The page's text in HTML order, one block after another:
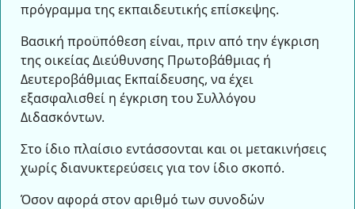
πρόγραμμα της εκπαιδευτικής επίσκεψης.
Βασική προϋπόθεση είναι, πριν από την έγκριση
της οικείας Διεύθυνσης Πρωτοβάθμιας ή
Δευτεροβάθμιας Εκπαίδευσης, να έχει
εξασφαλισθεί η έγκριση του Συλλόγου
Διδασκόντων.
Στο ίδιο πλαίσιο εντάσσονται και οι μετακινήσεις
χωρίς διανυκτερεύσεις για τον ίδιο σκοπό.
Όσον αφορά στον αριθμό των συνοδών